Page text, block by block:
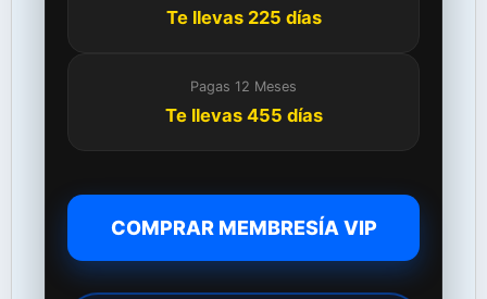
Te llevas 225 días
Pagas 12 Meses
Te llevas 455 días
COMPRAR MEMBRESÍA VIP